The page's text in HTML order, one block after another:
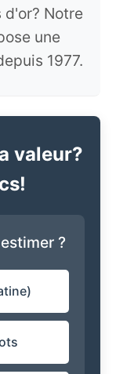
Notre
une
1977.
valeur?
?